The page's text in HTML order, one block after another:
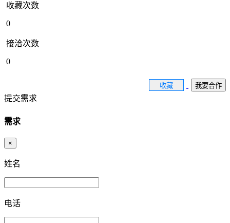
收藏次数
0
接洽次数
0
收藏 我要合作
提交需求
需求
×
姓名
电话